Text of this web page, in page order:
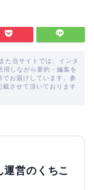
た当サイトでは、インタ
用しながら要約・編集を
でお届けしています。参
載させて頂いております
営のくちこ